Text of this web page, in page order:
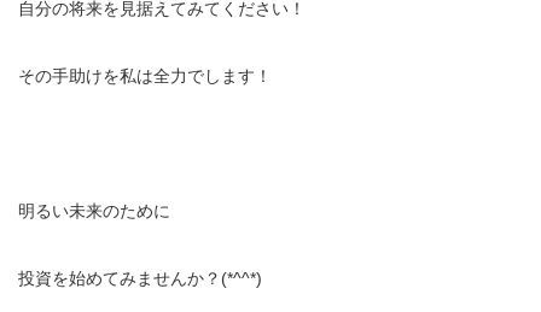
自分の将来を見据えてみてください！
その手助けを私は全力でします！
明るい未来のために
投資を始めてみませんか？(*^^*)